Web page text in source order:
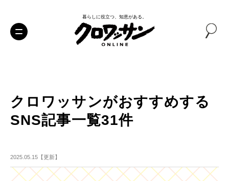
暮らしに役立つ、知恵がある。
クロワッサンがおすすめする
SNS記事一覧31件
2025.05.15【更新】